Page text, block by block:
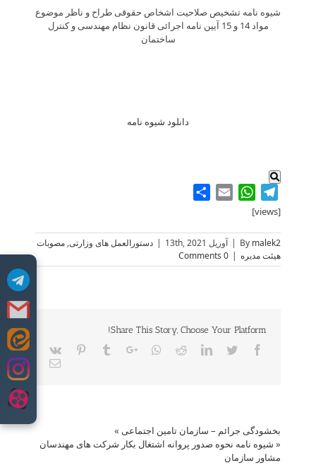
Skip
to
شیوه نامه تشخیص صلاحیت اشخاص حقوقی طراح و ناظر موضوع
مواد 14 و 15 آیین نامه اجرائی قانون نظام مهندسی و کنترل
ساختمان
دانلود شیوه نامه
.
Telegram
WhatsApp
Email
[views]
By malek2
| آوریل 13th, 2021 | دستورالعمل های وزارتی, مصوبات
هیئت مدیره |
0 Comments
Share This Story, Choose Your Platform!
Facebook
Twitter
LinkedIn
Reddit
Whatsapp
Google+
Tumblr
Pinterest
Vk
Email
بخشودگی جرائم – سازمان تامین اجتماعی »
« شیوه نامه نحوه صدور پروانه اشتغال بکار شرکت های مهندسان
مشاور سازمان